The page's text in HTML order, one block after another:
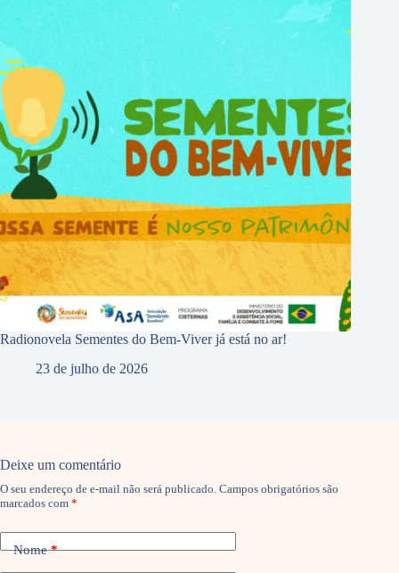
Radionovela Sementes do Bem-Viver já está no ar!
23 de julho de 2026
Deixe um comentário
O seu endereço de e-mail não será publicado. Campos obrigatórios são
marcados com *
Nome*